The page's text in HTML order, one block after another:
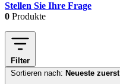
Stellen Sie Ihre Frage
0 Produkte
Filter
Sortieren nach: Neueste zuerst